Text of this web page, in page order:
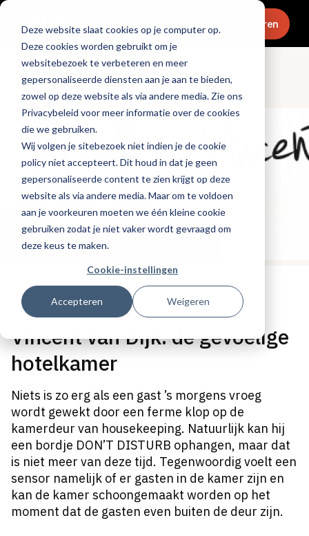
Deze website slaat cookies op je computer op.
Deze cookies worden gebruikt om je
websitebezoek te verbeteren en meer
gepersonaliseerde diensten aan je aan te bieden,
zowel op deze website als via andere media. Zie ons
Privacybeleid voor meer informatie over de cookies
die we gebruiken.
Wij volgen je sitebezoek niet indien je de cookie
policy niet accepteert. Dit houd in dat je geen
gepersonaliseerde content te zien krijgt op deze
website als via andere media. Maar om te voldoen
aan je voorkeuren moeten we één kleine cookie
gebruiken zodat je niet vaker wordt gevraagd om
deze keus te maken.
Cookie-instellingen
Accepteren Weigeren
Menu Abonneren
Columns
Tags:vincent-van-dijk,hotels
Gepubliceerd op: 10 augustus 2020
Vincent van Dijk: de gevoelige
hotelkamer
Niets is zo erg als een gast ’s morgens vroeg
wordt gewekt door een ferme klop op de
kamerdeur van housekeeping. Natuurlijk kan hij
een bordje DON’T DISTURB ophangen, maar dat
is niet meer van deze tijd. Tegenwoordig voelt een
sensor namelijk of er gasten in de kamer zijn en
kan de kamer schoongemaakt worden op het
moment dat de gasten even buiten de deur zijn.